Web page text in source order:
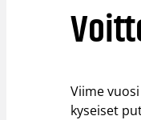
Viime
kyseiset